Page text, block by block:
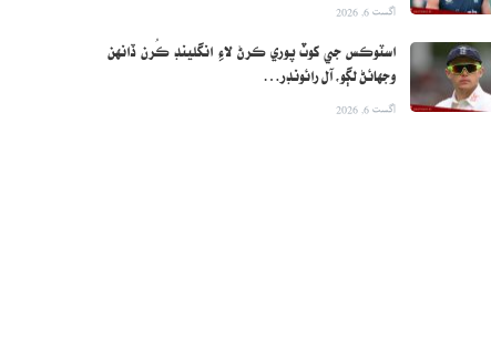
اگست 6, 2026
اسٽوڪس جي کوٽ پوري ڪرڻ لاءِ انگلينڊ ڪُرن ڏانهن
وجهائڻ لڳو، آل رائونڊر…
اگست 6, 2026